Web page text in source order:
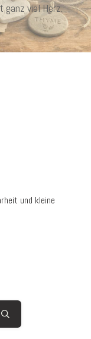
viel Herz.
und kleine